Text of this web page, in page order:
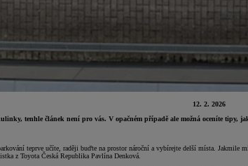
12. 2. 2026
tenhle článek není pro vás. V opačném případě ale možná oceníte
teprve učíte, raději buďte na prostor nároční a vybírejte delší místa.
z Toyota Česká Republika Pavlína Denková.